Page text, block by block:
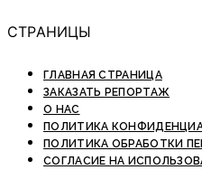
СТРАНИЦЫ
ГЛАВНАЯ СТРАНИЦА
ЗАКАЗАТЬ РЕПОРТАЖ
О НАС
ПОЛИТИКА
ПОЛИТИКА ОБРАБОТКИ
СОГЛАСИЕ НА